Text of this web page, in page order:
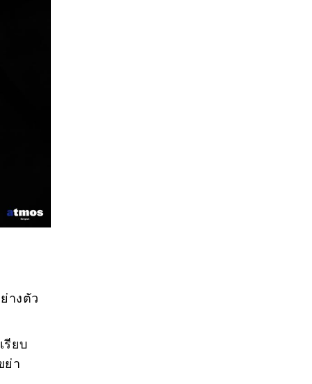
างตัว
รียบ
ย่า